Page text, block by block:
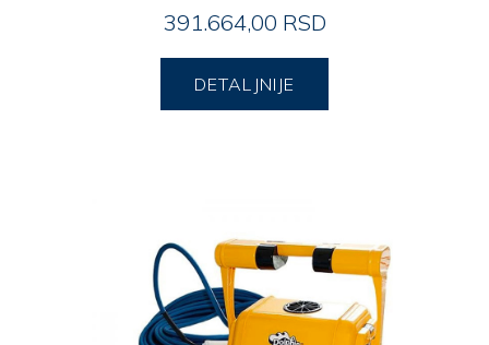
391.664,00 RSD
DETALJNIJE